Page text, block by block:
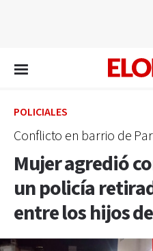
POLICIALES
Conflicto en barrio de
Mujer agredió
un policía
entre los hijos